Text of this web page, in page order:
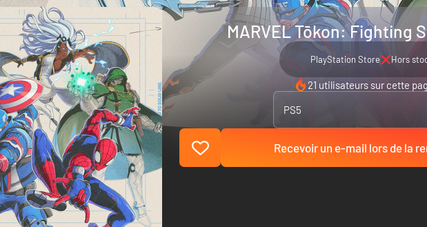
MARVEL Tōkon: Fighting
PlayStation Store Hors
21 utilisateurs sur cette
PS5
Recevoir un e-mail lors de la